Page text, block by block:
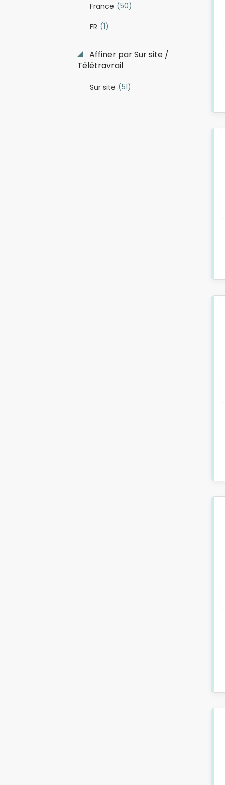
France (50)
FR (1)
Affiner par Sur site /
Télétravrail
Sur site (51)